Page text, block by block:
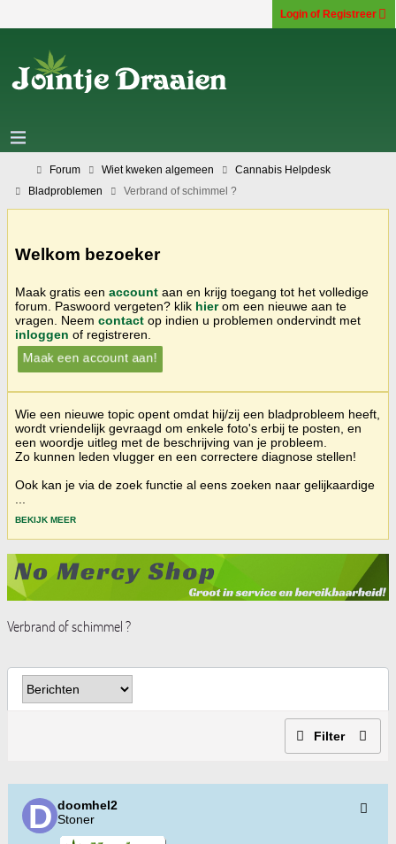
Login of Registreer
Forum Wiet kweken algemeen
Cannabis Helpdesk
Bladproblemen
Verbrand of schimmel ?
Welkom bezoeker
Maak gratis een account aan en krijg toegang tot het volledige
forum. Paswoord vergeten? klik hierom een nieuwe aan te
vragen. Neem contact op indien u problemen ondervindt met
inloggen of registreren.
Maak een account aan!
Wie een nieuwe topic opent omdat hij/zij een bladprobleem heeft,
wordt vriendelijk gevraagd om enkele foto's erbij te posten, en
een woordje uitleg met de beschrijving van je probleem.
Zo kunnen leden vlugger en een correctere diagnose stellen!
Ook kan je via de zoek functie al eens zoeken naar gelijkaardige
BEKIJK MEER
Verbrand of schimmel ?
Filter
doomhel2
Stoner